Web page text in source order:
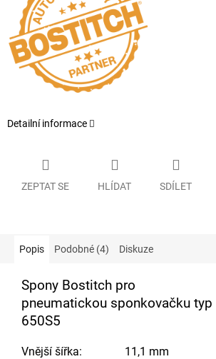
Detailní informace
ZEPTAT SE HLÍDAT SDÍLET
Popis Podobné (4) Diskuze
Spony Bostitch pro
pneumatickou sponkovačku typ
650S5
Vnější šířka: 11,1 mm